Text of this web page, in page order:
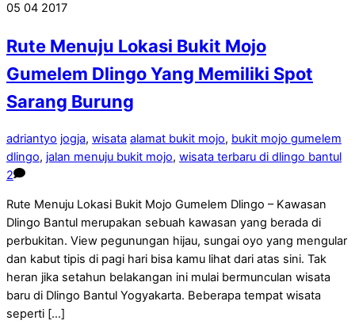
05 04 2017
Rute Menuju Lokasi Bukit Mojo
Gumelem Dlingo Yang Memiliki Spot
Sarang Burung
adriantyo jogja, wisata alamat bukit mojo, bukit mojo gumelem
dlingo, jalan menuju bukit mojo, wisata terbaru di dlingo bantul
2
Rute Menuju Lokasi Bukit Mojo Gumelem Dlingo – Kawasan
Dlingo Bantul merupakan sebuah kawasan yang berada di
perbukitan. View pegunungan hijau, sungai oyo yang mengular
dan kabut tipis di pagi hari bisa kamu lihat dari atas sini. Tak
heran jika setahun belakangan ini mulai bermunculan wisata
baru di Dlingo Bantul Yogyakarta. Beberapa tempat wisata
seperti […]